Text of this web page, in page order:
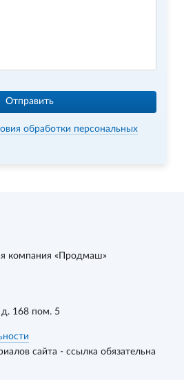
Отправить
обработки персональных
компания «Продмаш»
д. 168 пом. 5
сайта - ссылка обязательна